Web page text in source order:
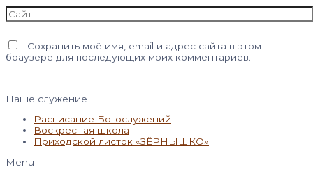
Сайт
Сохранить моё имя, email и адрес сайта в этом
браузере для последующих моих комментариев.
Наше служение
Расписание Богослужений
Воскресная школа
Приходской листок «ЗЁРНЫШКО»
Menu